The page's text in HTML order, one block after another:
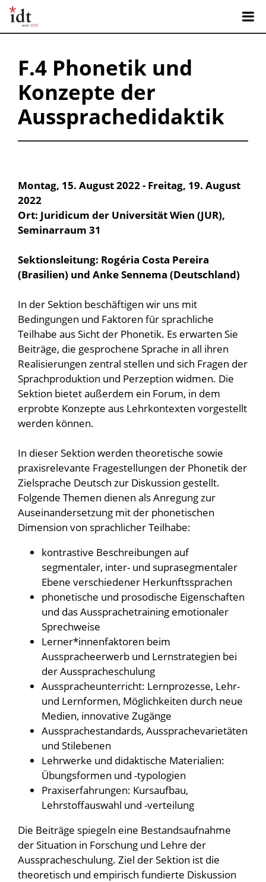
F.4 Phonetik und
Konzepte der
Aussprachedidaktik
Montag, 15. August 2022 - Freitag, 19. August
2022
Ort: Juridicum der Universität Wien (JUR),
Seminarraum 31
Sektionsleitung: Rogéria Costa Pereira
(Brasilien) und Anke Sennema (Deutschland)
In der Sektion beschäftigen wir uns mit
Bedingungen und Faktoren für sprachliche
Teilhabe aus Sicht der Phonetik. Es erwarten Sie
Beiträge, die gesprochene Sprache in all ihren
Realisierungen zentral stellen und sich Fragen der
Sprachproduktion und Perzeption widmen. Die
Sektion bietet außerdem ein Forum, in dem
erprobte Konzepte aus Lehrkontexten vorgestellt
werden können.
In dieser Sektion werden theoretische sowie
praxisrelevante Fragestellungen der Phonetik der
Zielsprache Deutsch zur Diskussion gestellt.
Folgende Themen dienen als Anregung zur
Auseinandersetzung mit der phonetischen
Dimension von sprachlicher Teilhabe:
kontrastive Beschreibungen auf
segmentaler, inter- und suprasegmentaler
Ebene verschiedener Herkunftssprachen
phonetische und prosodische Eigenschaften
und das Aussprachetraining emotionaler
Sprechweise
Lerner*innenfaktoren beim
Ausspracheerwerb und Lernstrategien bei
der Ausspracheschulung
Ausspracheunterricht: Lernprozesse, Lehr-
und Lernformen, Möglichkeiten durch neue
Medien, innovative Zugänge
Aussprachestandards, Aussprachevarietäten
und Stilebenen
Lehrwerke und didaktische Materialien:
Übungsformen und -typologien
Praxiserfahrungen: Kursaufbau,
Lehrstoffauswahl und -verteilung
Die Beiträge spiegeln eine Bestandsaufnahme
der Situation in Forschung und Lehre der
Ausspracheschulung. Ziel der Sektion ist die
theoretisch und empirisch fundierte Diskussion